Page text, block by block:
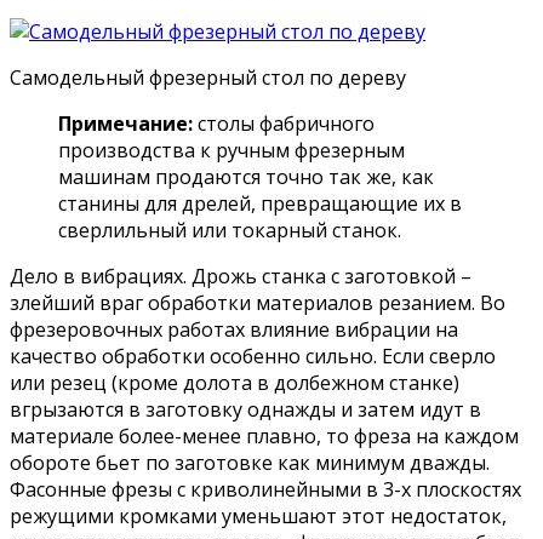
Самодельный фрезерный стол по дереву
Примечание:столы фабричного
производства к ручным фрезерным
машинам продаются точно так же, как
станины для дрелей, превращающие их в
сверлильный или токарный станок.
Дело в вибрациях. Дрожь станка с заготовкой –
злейший враг обработки материалов резанием. Во
фрезеровочных работах влияние вибрации на
качество обработки особенно сильно. Если сверло
или резец (кроме долота в долбежном станке)
вгрызаются в заготовку однажды и затем идут в
материале более-менее плавно, то фреза на каждом
обороте бьет по заготовке как минимум дважды.
Фасонные фрезы с криволинейными в 3-х плоскостях
режущими кромками уменьшают этот недостаток,